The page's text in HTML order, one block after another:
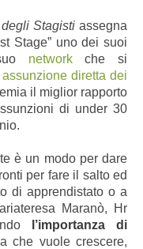
Stagisti assegna
Stage” uno dei suoi
networkche si
diretta dei
il miglior rapporto
di under 30
è un modo per dare
per fare il salto ed
di apprendistato o a
Maranò, Hr
l’importanza di
che vuole crescere,